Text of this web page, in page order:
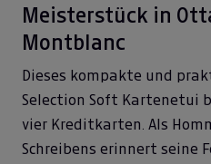
Meisterstück in
Montblanc
Dieses kompakte und
Selection Soft Kartenetui
vier Kreditkarten. Als
Schreibens erinnert seine